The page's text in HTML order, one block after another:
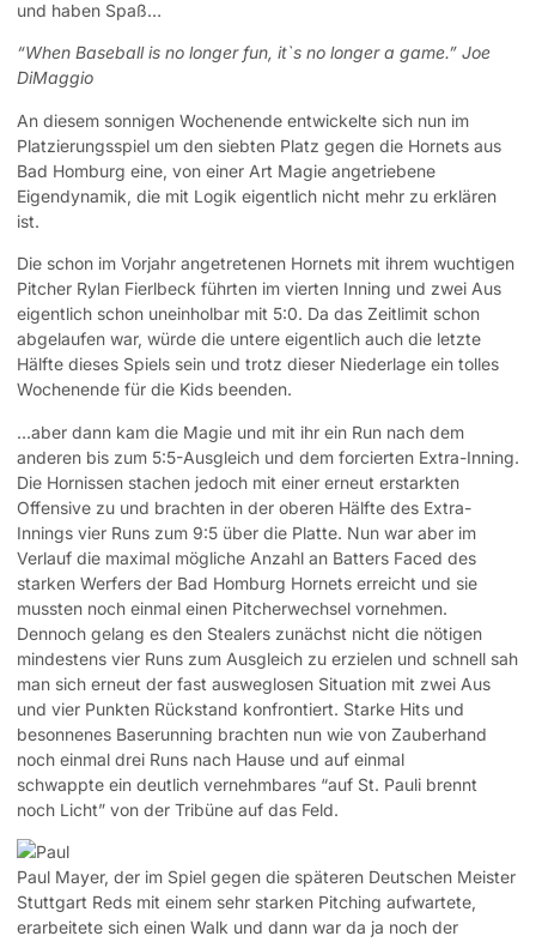
und haben Spaß…
“When Baseball is no longer fun, it`s no longer a game.” Joe
DiMaggio
An diesem sonnigen Wochenende entwickelte sich nun im
Platzierungsspiel um den siebten Platz gegen die Hornets aus
Bad Homburg eine, von einer Art Magie angetriebene
Eigendynamik, die mit Logik eigentlich nicht mehr zu erklären
ist.
Die schon im Vorjahr angetretenen Hornets mit ihrem wuchtigen
Pitcher Rylan Fierlbeck führten im vierten Inning und zwei Aus
eigentlich schon uneinholbar mit 5:0. Da das Zeitlimit schon
abgelaufen war, würde die untere eigentlich auch die letzte
Hälfte dieses Spiels sein und trotz dieser Niederlage ein tolles
Wochenende für die Kids beenden.
…aber dann kam die Magie und mit ihr ein Run nach dem
anderen bis zum 5:5-Ausgleich und dem forcierten Extra-Inning.
Die Hornissen stachen jedoch mit einer erneut erstarkten
Offensive zu und brachten in der oberen Hälfte des Extra-
Innings vier Runs zum 9:5 über die Platte. Nun war aber im
Verlauf die maximal mögliche Anzahl an Batters Faced des
starken Werfers der Bad Homburg Hornets erreicht und sie
mussten noch einmal einen Pitcherwechsel vornehmen.
Dennoch gelang es den Stealers zunächst nicht die nötigen
mindestens vier Runs zum Ausgleich zu erzielen und schnell sah
man sich erneut der fast ausweglosen Situation mit zwei Aus
und vier Punkten Rückstand konfrontiert. Starke Hits und
besonnenes Baserunning brachten nun wie von Zauberhand
noch einmal drei Runs nach Hause und auf einmal
schwappte ein deutlich vernehmbares “auf St. Pauli brennt
noch Licht” von der Tribüne auf das Feld.
Paul Mayer, der im Spiel gegen die späteren Deutschen Meister
Stuttgart Reds mit einem sehr starken Pitching aufwartete,
erarbeitete sich einen Walk und dann war da ja noch der